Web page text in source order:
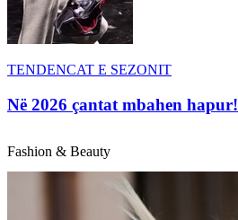
TENDENCAT E SEZONIT
Në 2026 çantat mbahen hapur!
Fashion & Beauty